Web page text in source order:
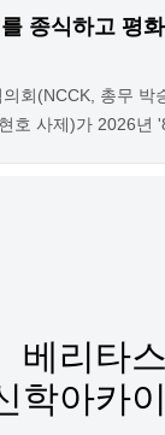
종식하고 평
회(NCCK, 총무 박
호 사제)가 2026년
베리타스
학아카